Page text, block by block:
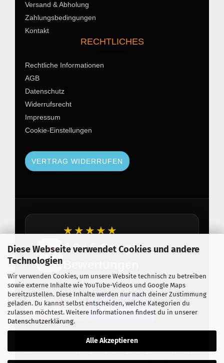
Diese Webseite verwendet Cookies und andere
Technologien
Wir verwenden Cookies, um unsere Website technisch zu betreiben
sowie externe Inhalte wie YouTube-Videos und Google Maps
bereitzustellen. Diese Inhalte werden nur nach deiner Zustimmung
geladen. Du kannst selbst entscheiden, welche Kategorien du
zulassen möchtest. Weitere Informationen findest du in unserer
Datenschutzerklärung.
Alle Akzeptieren
Versand & Abholung
Zahlungsbedingungen
Kontakt
RECHTLICHES
Rechtliche Informationen
AGB
Datenschutz
Widerrufsrecht
Impressum
Cookie-Einstellungen
VERTRAG WIDERRUFEN
★★★★★
4,8 / 5 Google
Über 150 zufriedene Kunden
Instagram Facebook
© Feuerwerkseinkauf Berlin · Seit 2015 · Erlaubnis nach §7
SprengG · Feuerwerk online vorbestellen & vor Ort abholen